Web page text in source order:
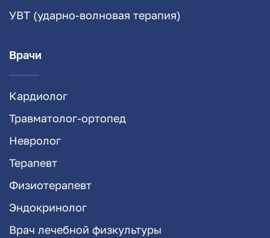
УВТ (ударно-волновая терапия)
Врачи
Кардиолог
Травматолог-ортопед
Невролог
Терапевт
Физиотерапевт
Эндокринолог
Врач лечебной физкультуры